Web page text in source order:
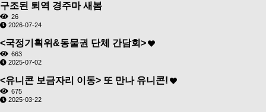
구조된 퇴역 경주마 새봄
26
2026-07-24
<국정기획위&동물권 단체 간담회>
663
2025-07-02
<유니콘 보금자리 이동> 또 만나 유니콘!
675
2025-03-22